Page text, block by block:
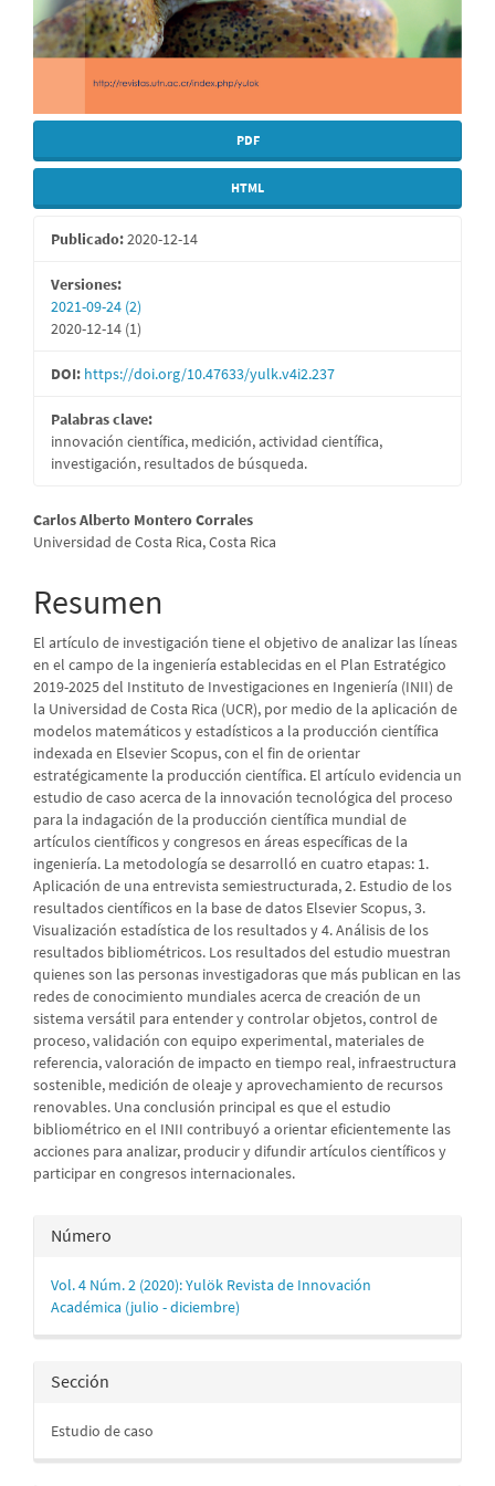
PDF
HTML
Publicado:2020-12-14
Versiones:
2021-09-24 (2)
2020-12-14 (1)
DOI: https://doi.org/10.47633/yulk.v4i2.237
Palabras clave:
innovación científica, medición, actividad científica,
investigación, resultados de búsqueda.
Contenido
principal
del
artículo
Carlos Alberto Montero Corrales
Universidad de Costa Rica, Costa Rica
Resumen
El artículo de investigación tiene el objetivo de analizar las líneas
en el campo de la ingeniería establecidas en el Plan Estratégico
2019-2025 del Instituto de Investigaciones en Ingeniería (INII) de
la Universidad de Costa Rica (UCR), por medio de la aplicación de
modelos matemáticos y estadísticos a la producción científica
indexada en Elsevier Scopus, con el fin de orientar
estratégicamente la producción científica. El artículo evidencia un
estudio de caso acerca de la innovación tecnológica del proceso
para la indagación de la producción científica mundial de
artículos científicos y congresos en áreas específicas de la
ingeniería. La metodología se desarrolló en cuatro etapas: 1.
Aplicación de una entrevista semiestructurada, 2. Estudio de los
resultados científicos en la base de datos Elsevier Scopus, 3.
Visualización estadística de los resultados y 4. Análisis de los
resultados bibliométricos. Los resultados del estudio muestran
quienes son las personas investigadoras que más publican en las
redes de conocimiento mundiales acerca de creación de un
sistema versátil para entender y controlar objetos, control de
proceso, validación con equipo experimental, materiales de
referencia, valoración de impacto en tiempo real, infraestructura
sostenible, medición de oleaje y aprovechamiento de recursos
renovables. Una conclusión principal es que el estudio
bibliométrico en el INII contribuyó a orientar eficientemente las
acciones para analizar, producir y difundir artículos científicos y
participar en congresos internacionales.
Detalles
del
artículo
Número
Vol. 4 Núm. 2 (2020): Yulök Revista de Innovación
Académica (julio - diciembre)
Sección
Estudio de caso